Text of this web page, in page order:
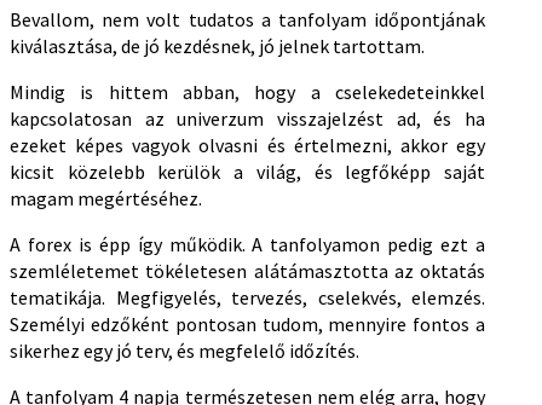
Bevallom, nem volt tudatos a tanfolyam időpontjának
kiválasztása, de jó kezdésnek, jó jelnek tartottam.
Mindig is hittem abban, hogy a cselekedeteinkkel
kapcsolatosan az univerzum visszajelzést ad, és ha
ezeket képes vagyok olvasni és értelmezni, akkor egy
kicsit közelebb kerülök a világ, és legfőképp saját
magam megértéséhez.
A forex is épp így működik. A tanfolyamon pedig ezt a
szemléletemet tökéletesen alátámasztotta az oktatás
tematikája. Megfigyelés, tervezés, cselekvés, elemzés.
Személyi edzőként pontosan tudom, mennyire fontos a
sikerhez egy jó terv, és megfelelő időzítés.
A tanfolyam 4 napja természetesen nem elég arra, hogy